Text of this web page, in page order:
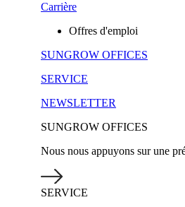
Carrière
Offres d'emploi
SUNGROW OFFICES
SERVICE
NEWSLETTER
SUNGROW OFFICES
Nous nous appuyons sur une
SERVICE